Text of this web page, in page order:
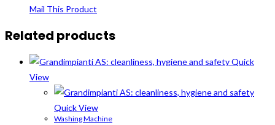
Mail This Product
Related products
Quick
View
Quick View
Washing Machine